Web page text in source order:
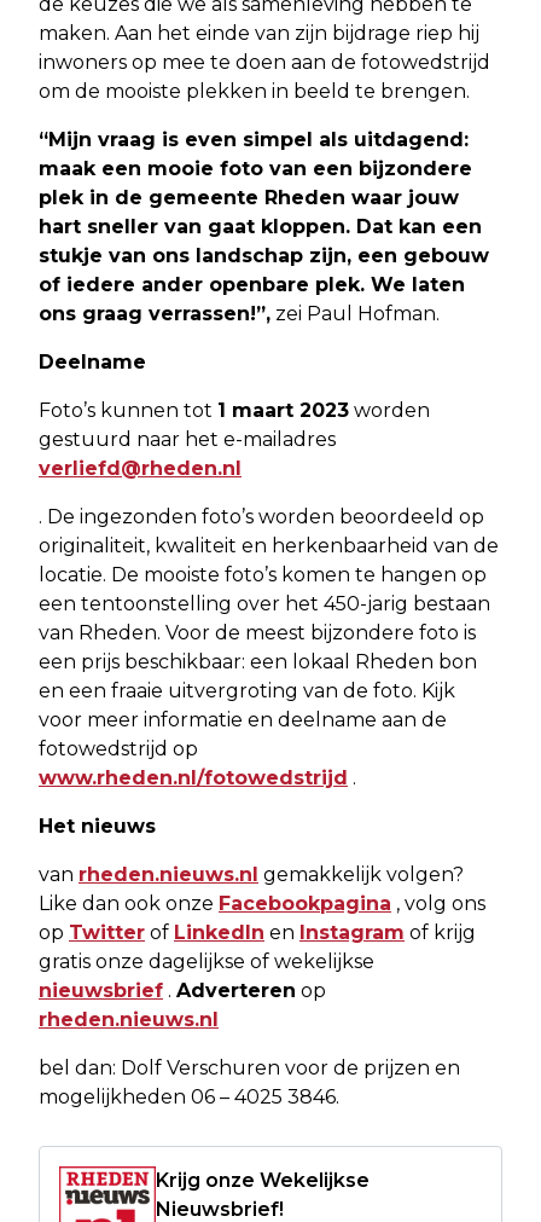
maken. Aan het einde van zijn bijdrage riep hij
inwoners op mee te doen aan de fotowedstrijd
om de mooiste plekken in beeld te brengen.
“Mijn vraag is even simpel als uitdagend:
maak een mooie foto van een bijzondere
plek in de gemeente Rheden waar jouw
hart sneller van gaat kloppen. Dat kan een
stukje van ons landschap zijn, een gebouw
of iedere ander openbare plek. We laten
ons graag verrassen!”, zei Paul Hofman.
Deelname
Foto’s kunnen tot 1 maart 2023 worden
gestuurd naar het e-mailadres
verliefd@rheden.nl
. De ingezonden foto’s worden beoordeeld op
originaliteit, kwaliteit en herkenbaarheid van de
locatie. De mooiste foto’s komen te hangen op
een tentoonstelling over het 450-jarig bestaan
van Rheden. Voor de meest bijzondere foto is
een prijs beschikbaar: een lokaal Rheden bon
en een fraaie uitvergroting van de foto. Kijk
voor meer informatie en deelname aan de
fotowedstrijd op
www.rheden.nl/fotowedstrijd .
Het nieuws
van rheden.nieuws.nl gemakkelijk volgen?
Like dan ook onze Facebookpagina , volg ons
op Twitter of LinkedIn en Instagram of krijg
gratis onze dagelijkse of wekelijkse
nieuwsbrief . Adverteren op
rheden.nieuws.nl
bel dan: Dolf Verschuren voor de prijzen en
mogelijkheden 06 – 4025 3846.
Krijg onze Wekelijkse
Nieuwsbrief!